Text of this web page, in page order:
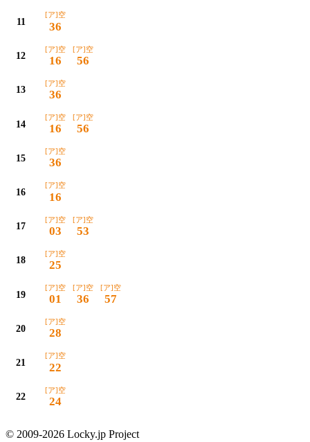
11
[ア]空
36
12
[ア]空
16
[ア]空
56
13
[ア]空
36
14
[ア]空
16
[ア]空
56
15
[ア]空
36
16
[ア]空
16
17
[ア]空
03
[ア]空
53
18
[ア]空
25
19
[ア]空
01
[ア]空
36
[ア]空
57
20
[ア]空
28
21
[ア]空
22
22
[ア]空
24
© 2009-2026 Locky.jp Project